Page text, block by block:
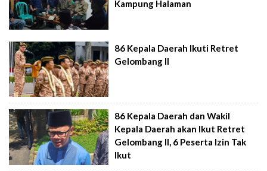
Kampung Halaman
86 Kepala Daerah Ikuti Retret
Gelombang II
86 Kepala Daerah dan Wakil
Kepala Daerah akan Ikut Retret
Gelombang II, 6 Peserta Izin Tak
Ikut